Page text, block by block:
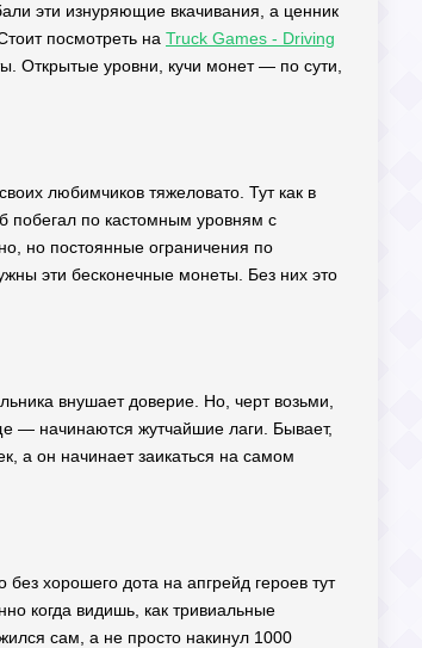
эти изнуряющие вкачивания, а ценник
посмотреть на Truck Games - Driving
Открытые уровни, кучи монет — по сути,
любимчиков тяжеловато. Тут как в
побегал по кастомным уровням с
но постоянные ограничения по
эти бесконечные монеты. Без них это
внушает доверие. Но, черт возьми,
— начинаются жутчайшие лаги. Бывает,
а он начинает заикаться на самом
хорошего дота на апгрейд героев тут
когда видишь, как тривиальные
сам, а не просто накинул 1000